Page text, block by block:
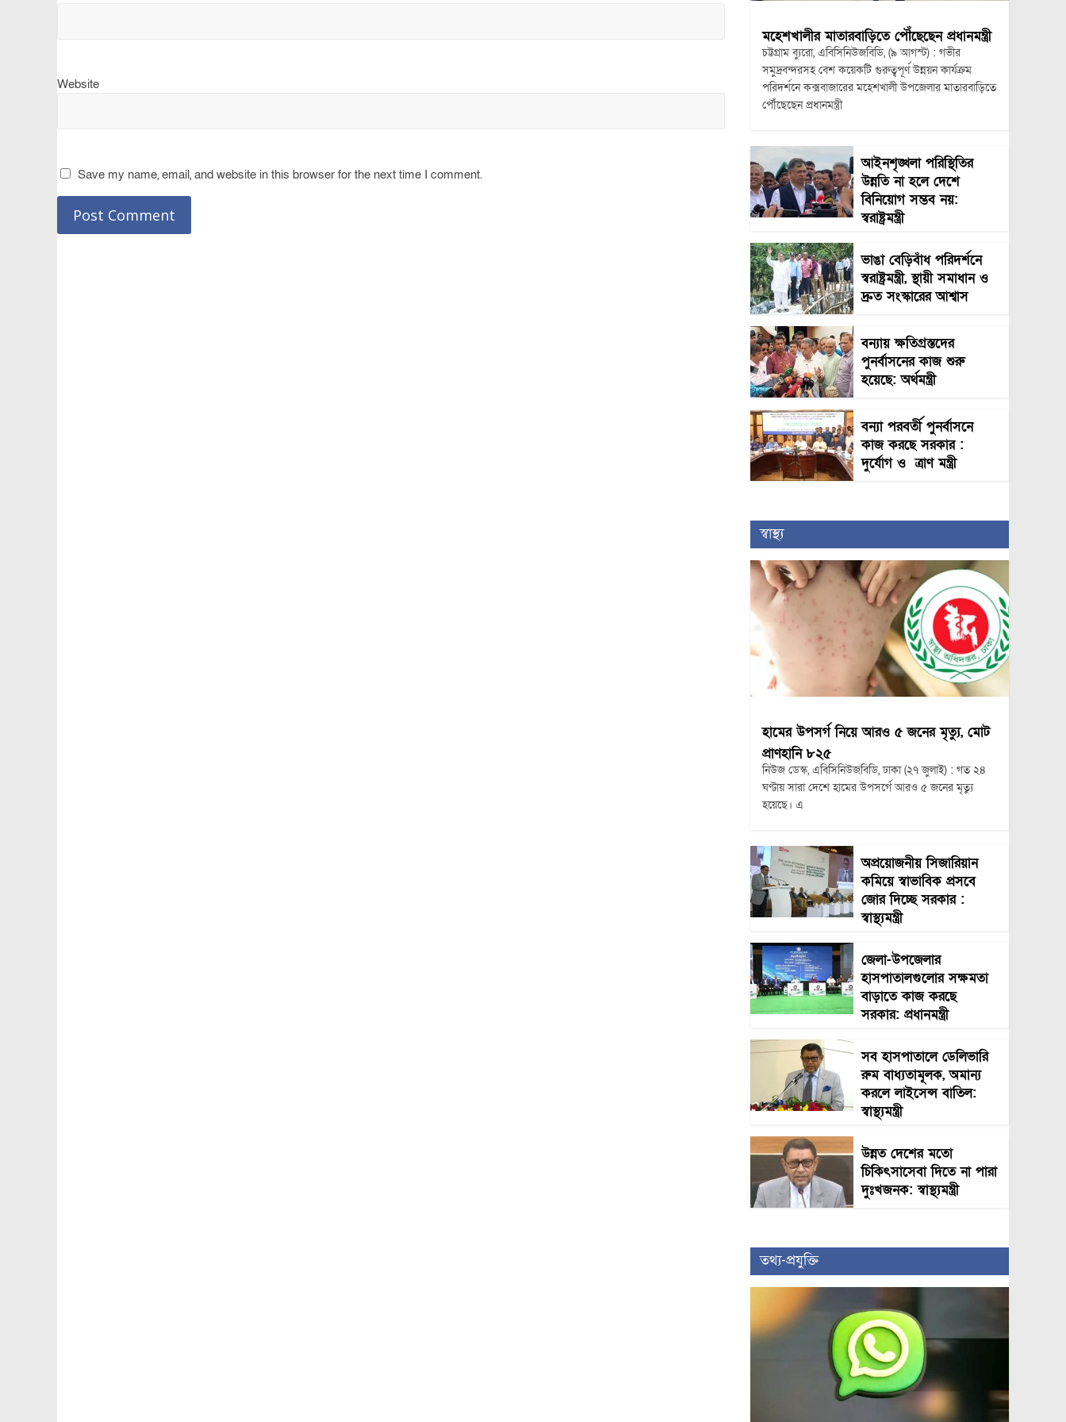
Website
Save my name, email, and website in this browser for the next time I comment.
মহেশখালীর মাতারবাড়িতে পৌঁছেছেন প্রধানমন্ত্রী
চট্টগ্রাম ব্যুরো, এবিসিনিউজবিডি, (৯ আগস্ট) : গভীর
সমুদ্রবন্দরসহ বেশ কয়েকটি গুরুত্বপূর্ণ উন্নয়ন কার্যক্রম
পরিদর্শনে কক্সবাজারের মহেশখালী উপজেলার মাতারবাড়িতে
পৌঁছেছেন প্রধানমন্ত্রী
আইনশৃঙ্খলা পরিস্থিতির
উন্নতি না হলে দেশে
বিনিয়োগ সম্ভব নয়:
স্বরাষ্ট্রমন্ত্রী
ভাঙা বেড়িবাঁধ পরিদর্শনে
স্বরাষ্ট্রমন্ত্রী, স্থায়ী সমাধান ও
দ্রুত সংস্কারের আশ্বাস
বন্যায় ক্ষতিগ্রস্তদের
পুনর্বাসনের কাজ শুরু
হয়েছে: অর্থমন্ত্রী
বন্যা পরবর্তী পুনর্বাসনে
কাজ করছে সরকার :
দুর্যোগ ও ত্রাণ মন্ত্রী
স্বাস্থ্য
হামের উপসর্গ নিয়ে আরও ৫ জনের মৃত্যু, মোট
প্রাণহানি ৮২৫
নিউজ ডেস্ক, এবিসিনিউজবিডি, ঢাকা (২৭ জুলাই) : গত ২৪
ঘণ্টায় সারা দেশে হামের উপসর্গে আরও ৫ জনের মৃত্যু
হয়েছে। এ
অপ্রয়োজনীয় সিজারিয়ান
কমিয়ে স্বাভাবিক প্রসবে
জোর দিচ্ছে সরকার :
স্বাস্থ্যমন্ত্রী
জেলা-উপজেলার
হাসপাতালগুলোর সক্ষমতা
বাড়াতে কাজ করছে
সরকার: প্রধানমন্ত্রী
সব হাসপাতালে ডেলিভারি
রুম বাধ্যতামূলক, অমান্য
করলে লাইসেন্স বাতিল:
স্বাস্থ্যমন্ত্রী
উন্নত দেশের মতো
চিকিৎসাসেবা দিতে না পারা
দুঃখজনক: স্বাস্থ্যমন্ত্রী
তথ্য-প্রযুক্তি